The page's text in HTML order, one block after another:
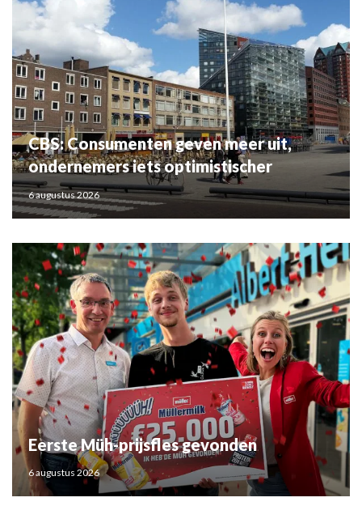
CBS: Consumenten geven meer uit,
ondernemers iets optimistischer
6 augustus 2026
Eerste Müh-prijsfles gevonden
6 augustus 2026